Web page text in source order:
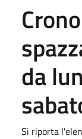
da
Si riporta